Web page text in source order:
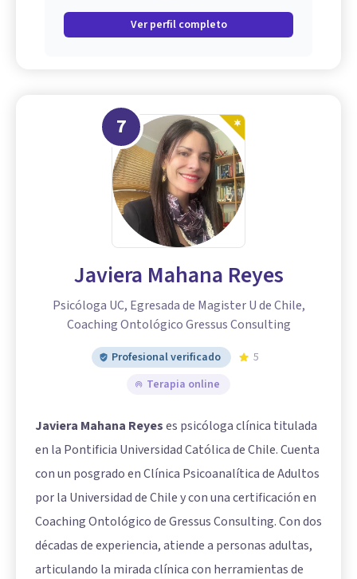
Ver perfil completo
7
Javiera Mahana Reyes
Psicóloga UC, Egresada de Magister U de Chile,
Coaching Ontológico Gressus Consulting
Profesional verificado
5
Terapia online
Javiera Mahana Reyeses psicóloga clínica titulada
en la Pontificia Universidad Católica de Chile. Cuenta
con un posgrado en Clínica Psicoanalítica de Adultos
por la Universidad de Chile y con una certificación en
Coaching Ontológico de Gressus Consulting. Con dos
décadas de experiencia, atiende a personas adultas,
articulando la mirada clínica con herramientas de